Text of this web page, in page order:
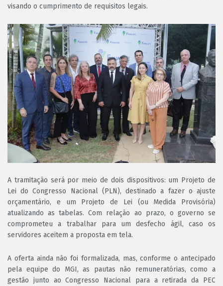
visando o cumprimento de requisitos legais.
A tramitação será por meio de dois dispositivos: um Projeto de
Lei do Congresso Nacional (PLN), destinado a fazer o ajuste
orçamentário, e um Projeto de Lei (ou Medida Provisória)
atualizando as tabelas. Com relação ao prazo, o governo se
comprometeu a trabalhar para um desfecho ágil, caso os
servidores aceitem a proposta em tela.
A oferta ainda não foi formalizada, mas, conforme o antecipado
pela equipe do MGI, as pautas não remuneratórias, como a
gestão junto ao Congresso Nacional para a retirada da PEC